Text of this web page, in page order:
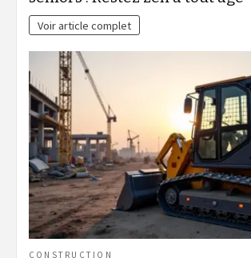
Voir article complet
CONSTRUCTION